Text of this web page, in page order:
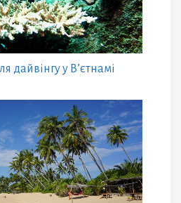
дайвінгу у В’єтнамі